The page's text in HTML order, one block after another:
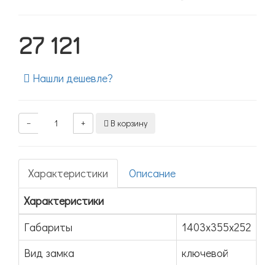
27 121
Нашли дешевле?
− + В корзину
Характеристики
Описание
Характеристики
Габариты
1403х355х252
Вид замка
ключевой